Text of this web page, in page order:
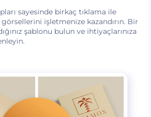
sayesinde birkaç tıklama ile
işletmenize kazandırın. Bir
şablonu bulun ve ihtiyaçlarınıza